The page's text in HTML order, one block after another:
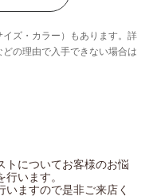
ズ・カラー）もあります。詳
の理由で入手できない場合は
トについてお客様のお悩
います。
ますので是非ご来店く